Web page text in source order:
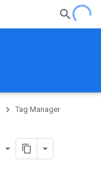
Tag Manager